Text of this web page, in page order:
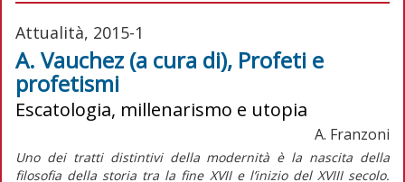
Attualità, 2015-1
A. Vauchez (a cura di), Profeti e
profetismi
Escatologia, millenarismo e utopia
A. Franzoni
Uno dei tratti distintivi della modernità è la nascita della
filosofia della storia tra la fine XVII e l’inizio del XVIII secolo.